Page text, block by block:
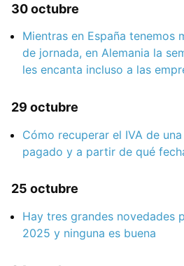
30 octubre
Mientras en España tenemos
de jornada, en Alemania la
les encanta incluso a las
29 octubre
Cómo recuperar el IVA de
pagado y a partir de qué
25 octubre
Hay tres grandes novedades
2025 y ninguna es buena